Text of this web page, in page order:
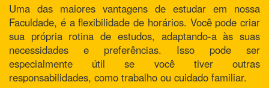
Uma das maiores vantagens de estudar em nossa
Faculdade, é a flexibilidade de horários. Você pode criar
sua própria rotina de estudos, adaptando-a às suas
necessidades e preferências. Isso pode ser
especialmente útil se você tiver outras
responsabilidades, como trabalho ou cuidado familiar.